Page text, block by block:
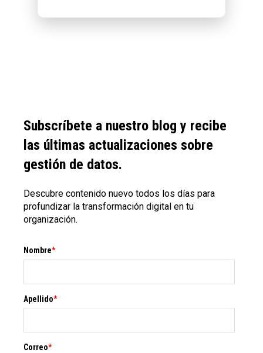
Subscríbete a nuestro blog y recibe
las últimas actualizaciones sobre
gestión de datos.
Descubre contenido nuevo todos los días para
profundizar la transformación digital en tu
organización.
Nombre*
Apellido*
Correo*